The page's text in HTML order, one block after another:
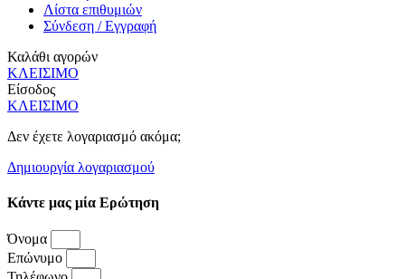
Λίστα επιθυμιών
Σύνδεση / Εγγραφή
Καλάθι αγορών
ΚΛΕΙΣΙΜΟ
Είσοδος
ΚΛΕΙΣΙΜΟ
Δεν έχετε λογαριασμό ακόμα;
Δημιουργία λογαριασμού
Κάντε μας μία Ερώτηση
Όνομα
Επώνυμο